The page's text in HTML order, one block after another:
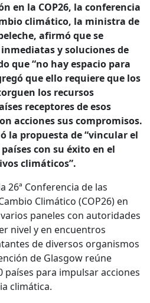
en la COP26, la conferencia
climático, la ministra de
afirmó que se
y soluciones de
que “no hay espacio para
que ello requiere que los
los recursos
receptores de esos
acciones sus compromisos.
la propuesta de “vincular el
con su éxito en el
climáticos”.
26ª Conferencia de las
Climático (COP26) en
paneles con autoridades
nivel y en encuentros
de diversos organismos
de Glasgow reúne
países para impulsar acciones
climática.